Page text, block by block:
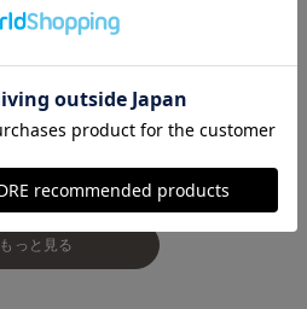
広島三越SUPERIORCLOSET
もっと見る